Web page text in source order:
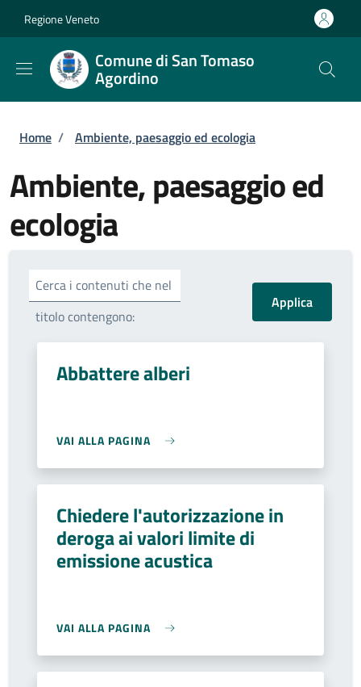
Regione Veneto
Comune di San Tomaso
Agordino
Briciole di pane
Home / Ambiente, paesaggio ed ecologia
Ambiente, paesaggio ed
ecologia
Cerca i contenuti che nel
titolo contengono:
Abbattere alberi
VAI ALLA PAGINA
Chiedere l'autorizzazione in
deroga ai valori limite di
emissione acustica
VAI ALLA PAGINA